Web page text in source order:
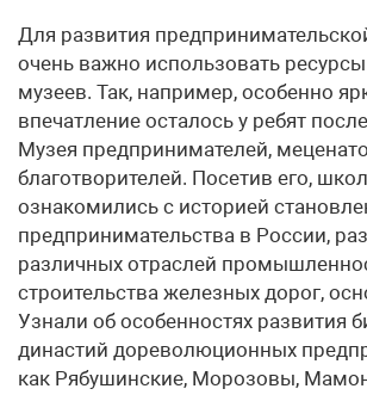
Для развития
очень важно использовать
музеев. Так, например, особенно
впечатление осталось у ребят
Музея предпринимателей,
благотворителей. Посетив его,
ознакомились с историей
предпринимательства в России,
различных отраслей
строительства железных дорог,
Узнали об особенностях развития
династий дореволюционных
как Рябушинские, Морозовы,